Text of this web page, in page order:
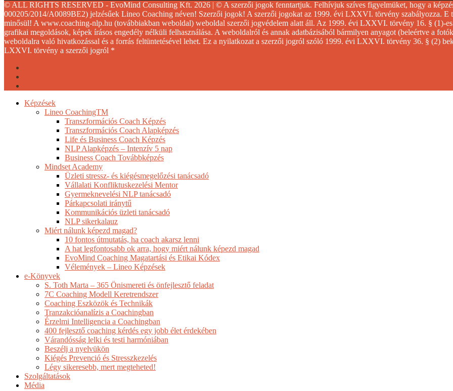
© ALL RIGHTS RESERVED - EvoMind Consulting Kft. 2026 | © A szerzői jogok fenntartjuk. Felhívjuk szíves figyelmüket, hogy a
000205/2014/A0089BE2) jelzésűek Lineo Coaching néven! Szerzői jogok! A szerzői jogokat az 1999. évi LXXVI. törvény szabályozza. E
minősül! A www.coaching-nlp.hu (továbbiakban weboldal) weboldal szerzői jogvédelem alatt áll. Az 1999. évi LXXVI. törvény 16. § (1)-
grafikai megoldások, képek írásos engedély nélküli felhasználása. A weboldalról és annak adatbázisából bármilyen anyagot (beleértve a
weboldalra való hivatkozással és a forrás feltüntetésével lehet. Ez a nyilatkozat a szerzői jogról szóló 1999. évi LXXVI. törvény 36. § (2)
LXXVI. törvény a szerzői jogról *
Close
Képzések
Lineo CoachingTM
Transzformációs Coach Képzés
Transzformációs Coach Alapképzés
Life és Business Coach Képzés
NLP Alapképzés – Intenzív 5 nap
Business Coach Továbbképzés
Mindset Academy
Üzleti stressz- és kiégésmegelőzési tanácsadó
Vállalati Konfliktuskezelési Mentor
Gyermeknevelési NLP tanácsadó
Párkapcsolati iránytű
Kommunikációs üzleti tanácsadó
NLP sikerkalauz
Miért nálunk képezd magad?
10 fontos útmutatás, ha coach akarsz lenni
A hat legfontosabb ok arra, hogy miért nálunk képezd magad
EvoMind Coaching Magatartási és Etikai Kódex
Vélemények – Lineo Képzések
e-Könyvek
S. Toth Marta – 365 Önismereti és önfejlesztő feladat
7C Coaching Modell Keretrendszer
Coaching Eszközök és Technikák
Tranzakcióanalízis a Coachingban
Érzelmi Intelligencia a Coachingban
400 fejlesztő coaching kérdés egy jobb élet érdekében
Várandósság lelki és testi harmóniában
Beszélj a nyelvükön
Kiégés Prevenció és Stresszkezelés
Légy sikeresebb, mert megteheted!
Szolgáltatások
Média